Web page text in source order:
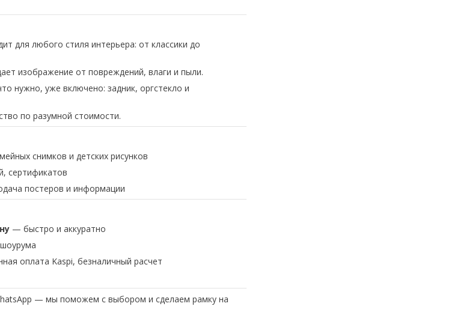
для любого стиля интерьера: от классики до
изображение от повреждений, влаги и пыли.
нужно, уже включено: задник, оргстекло и
по разумной стоимости.
снимков и детских рисунков
сертификатов
постеров и информации
— быстро и аккуратно
оплата Kaspi, безналичный расчет
— мы поможем с выбором и сделаем рамку на